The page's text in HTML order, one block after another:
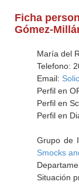
Ficha
Gómez-
María del
Telefono:
Email:
Perfil en
Perfil en
Perfil en
Grupo de
Smocks
Situación